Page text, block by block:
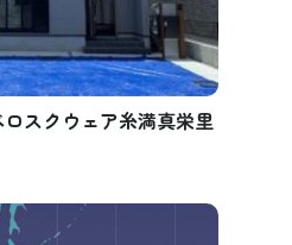
スクウェア糸満真栄里